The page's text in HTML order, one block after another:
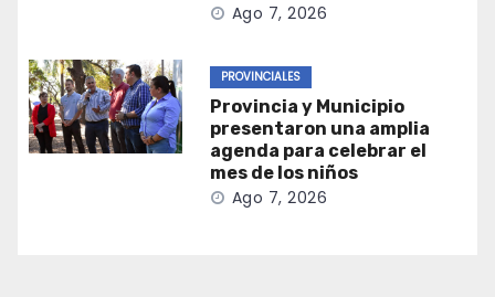
Ago 7, 2026
PROVINCIALES
Provincia y Municipio
presentaron una amplia
agenda para celebrar el
mes de los niños
Ago 7, 2026